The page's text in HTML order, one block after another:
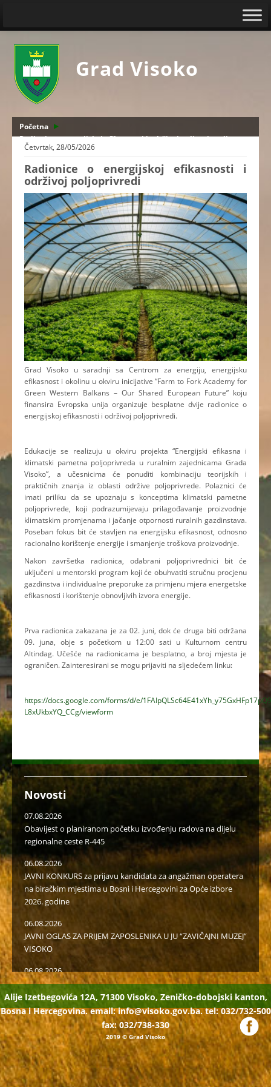
Grad Visoko
Početna
Radionice o energijskoj efikasnosti i održivoj poljoprivredi
Četvrtak, 28/05/2026
Radionice o energijskoj efikasnosti i
održivoj poljoprivredi
Grad Visoko u saradnji sa Centrom za energiju, energijsku
efikasnost i okolinu u okviru inicijative “Farm to Fork Academy for
Green Western Balkans – Our Shared European Future” koju
finansira Evropska unija organizuje besplatne dvije radionice o
energijskoj efikasnosti i održivoj poljoprivredi.
Edukacije se realizuju u okviru projekta “Energijski efikasna i
klimatski pametna poljoprivreda u ruralnim zajednicama Grada
Visoko”, a učesnicima će ponuditi kombinaciju teorijskih i
praktičnih znanja iz oblasti održive poljoprivrede. Polaznici će
imati priliku da se upoznaju s konceptima klimatski pametne
poljoprivrede, koji podrazumijevaju prilagođavanje proizvodnje
klimatskim promjenama i jačanje otpornosti ruralnih gazdinstava.
Poseban fokus bit će stavljen na energijsku efikasnost, odnosno
racionalno korištenje energije i smanjenje troškova proizvodnje.
Nakon završetka radionica, odabrani poljoprivrednici bit će
uključeni u mentorski program koji će obuhvatiti stručnu procjenu
gazdinstva i individualne preporuke za primjenu mjera energetske
efikasnosti i korištenje obnovljivih izvora energije.
Prva radionica zakazana je za 02. juni, dok će druga biti održana
09. juna, obje s početkom u 12:00 sati u Kulturnom centru
Altindag. Učešće na radionicama je besplatno, a broj mjesta je
ograničen. Zainteresirani se mogu prijaviti na sljedećem linku:
https://docs.google.com/forms/d/e/
L8xUkbxYQ_CCg/viewform
Novosti
07.08.2026
Obavijest o planiranom početku izvođenju radova na dijelu
regionalne ceste R-445
06.08.2026
JAVNI KONKURS za prijavu kandidata za angažman operatera
na biračkim mjestima u Bosni i Hercegovini za Opće izbore
2026. godine
06.08.2026
JAVNI OGLAS ZA PRIJEM ZAPOSLENIKA U JU “ZAVIČAJNI MUZEJ”
VISOKO
06.08.2026
Javni poziv za popunu rezervne liste radi učešća u radu u
birački odborima na općim izborima 2026. godine
05.08.2026
Isplaćena novčana podrška za II kvartal proizvođačima
mlijeka i organske proizvodnje
Alije Izetbegovića 12A, 71300 Visoko, Zeničko-dobojski kanton,
Bosna i Hercegovina. email:info@visoko.gov.ba.tel: 032/732-500
fax: 032/738-330
2019 © Grad Visoko